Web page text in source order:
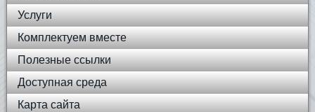
Услуги
Комплектуем вместе
Полезные ссылки
Доступная среда
Карта сайта